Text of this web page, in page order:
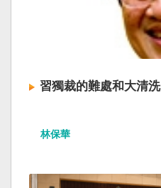
習獨裁的難處和大清洗
林保華